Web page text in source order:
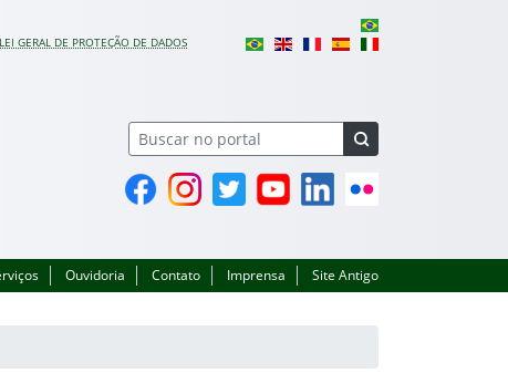
LEI GERAL DE PROTEÇÃO DE DADOS
FacebookInstagramTwitter YouTubeLinkedin
Ouvidoria Contato Imprensa Site Antigo